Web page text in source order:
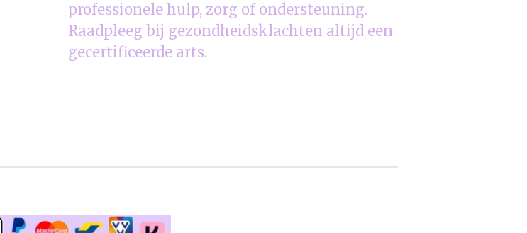
professionele hulp, zorg of ondersteuning.
Raadpleeg bij gezondheidsklachten altijd een
gecertificeerde arts.